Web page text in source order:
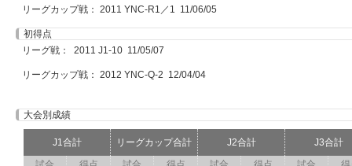
リーグカップ戦： 2011 YNC-R1／1 11/06/05
初得点
リーグ戦： 2011 J1-10 11/05/07
リーグカップ戦： 2012 YNC-Q-2 12/04/04
大会別成績
J1合計 リーグカップ合計 J2合計
J3合計